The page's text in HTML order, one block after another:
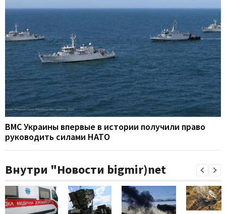
ВМС Украины впервые в истории получили право
руководить силами НАТО
Внутри "Новости bigmir)net